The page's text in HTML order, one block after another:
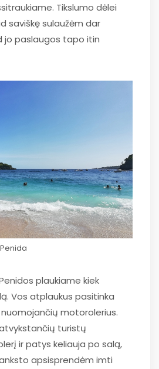
Tikslumo dėlei
saviškę sulaužėm dar
jo paslaugos tapo itin
plaukiame kiek
Vos atplaukus pasitinka
motorolerius.
turistų
ir patys keliauja po salą,
apsisprendėm imti